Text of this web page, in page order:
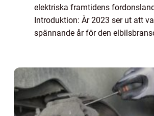
elektriska framtidens
Introduktion: År 2023 ser ut att
spännande år för den
utve...